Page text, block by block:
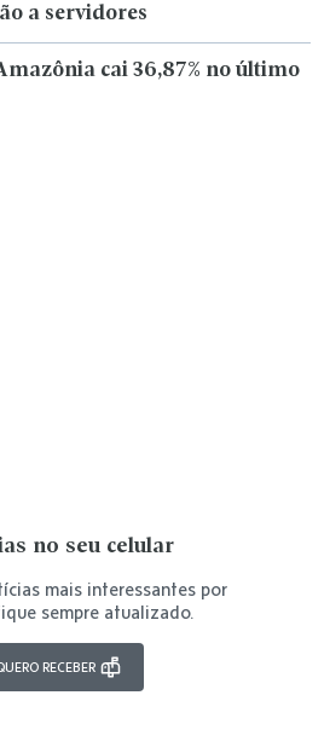
a servidores
cai 36,87% no último
no seu celular
mais interessantes por
sempre atualizado.
RECEBER